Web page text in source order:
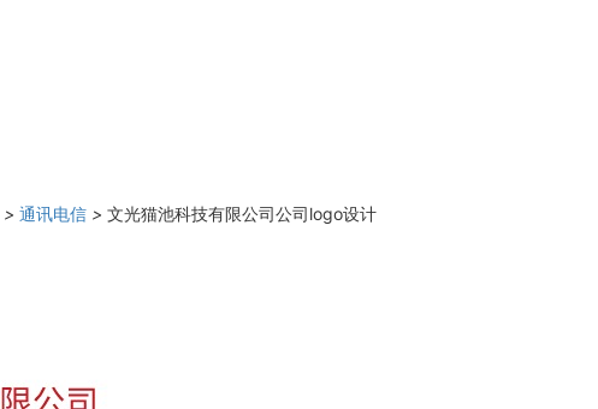
> 通讯电信 > 文光猫池科技有限公司公司logo设计